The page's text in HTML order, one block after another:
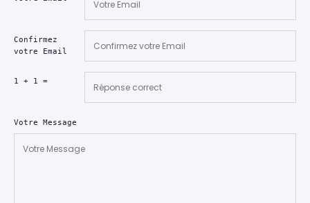
Confirmez
votre Email
1 + 1 =
Votre Message